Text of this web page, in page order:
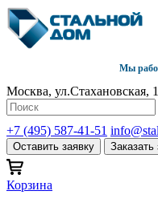
Мы
Москва, ул.Стахановская,
+7 (495) 587-41-51
Оставить заявку Заказать
Корзина